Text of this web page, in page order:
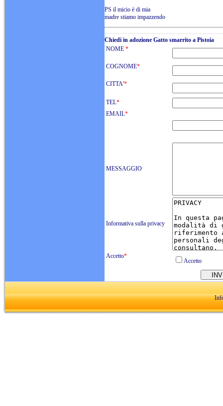
PS il micio è di mia
madre stiamo impazzendo
Chiedi in adozione Gatto smarrito a Pistoia
NOME *
COGNOME*
CITTA'*
TEL*
EMAIL*
MESSAGGIO
Informativa sulla privacy
Accetto*
Accetto